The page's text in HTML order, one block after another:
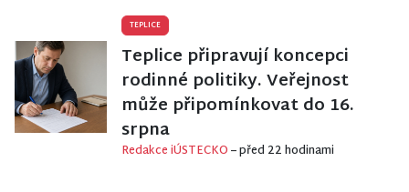
TEPLICE
Teplice připravují koncepci
rodinné politiky. Veřejnost
může připomínkovat do 16.
srpna
Redakce iÚSTECKO– před 22 hodinami